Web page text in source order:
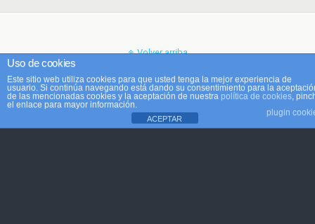
Volver arriba
Móvil Escritorio
Uso de cookies
Este sitio web utiliza cookies para que usted tenga la mejor experiencia de
usuario. Si continúa navegando está dando su consentimiento para la
de las mencionadas cookies y la aceptación de nuestra política de cookies,
el enlace para mayor información.
plugin
ACEPTAR